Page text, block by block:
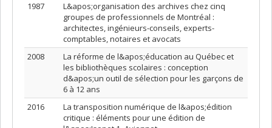
1987
L&apos;organisation des archives chez cinq
groupes de professionnels de Montréal :
architectes, ingénieurs-conseils, experts-
comptables, notaires et avocats
2008
La réforme de l&apos;éducation au Québec et
les bibliothèques scolaires : conception
d&apos;un outil de sélection pour les garçons de
6 à 12 ans
2016
La transposition numérique de l&apos;édition
critique : éléments pour une édition de